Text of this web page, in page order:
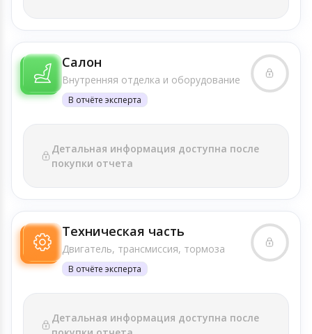
Салон
Внутренняя отделка и оборудование
В отчёте эксперта
Детальная информация доступна после
покупки отчета
Техническая часть
Двигатель, трансмиссия, тормоза
В отчёте эксперта
Детальная информация доступна после